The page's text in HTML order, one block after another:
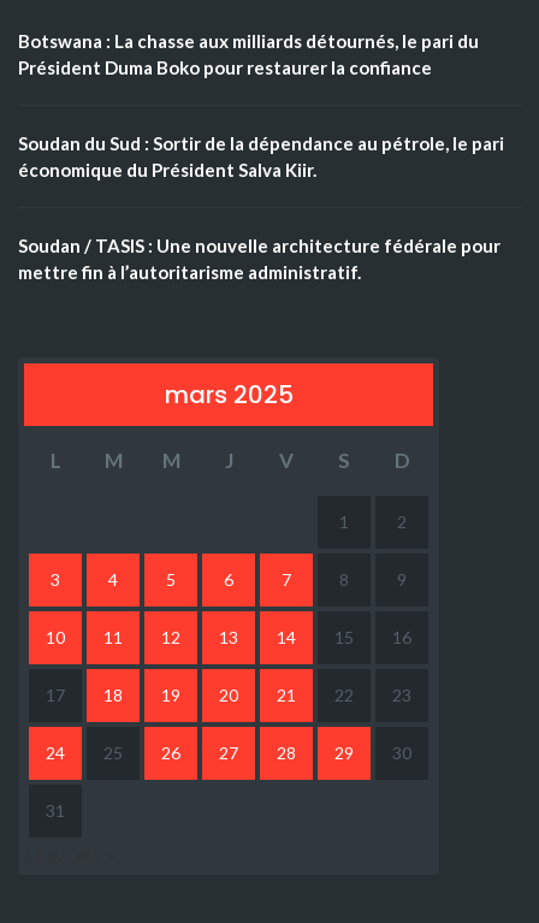
Botswana : La chasse aux milliards détournés, le pari du
Président Duma Boko pour restaurer la confiance
Soudan du Sud : Sortir de la dépendance au pétrole, le pari
économique du Président Salva Kiir.
Soudan / TASIS : Une nouvelle architecture fédérale pour
mettre fin à l’autoritarisme administratif.
mars 2025
L M M J V S D
1 2
3 4 5 6 7 8 9
10 11 12 13 14 15 16
17 18 19 20 21 22 23
24 25 26 27 28 29 30
31